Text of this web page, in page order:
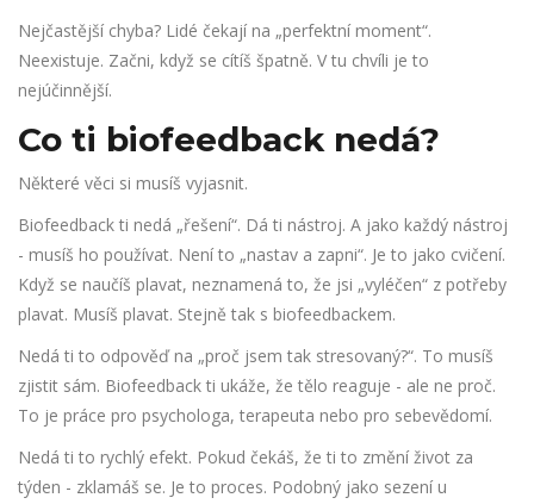
Nejčastější chyba? Lidé čekají na „perfektní moment“.
Neexistuje. Začni, když se cítíš špatně. V tu chvíli je to
nejúčinnější.
Co ti biofeedback nedá?
Některé věci si musíš vyjasnit.
Biofeedback ti nedá „řešení“. Dá ti nástroj. A jako každý nástroj
- musíš ho používat. Není to „nastav a zapni“. Je to jako cvičení.
Když se naučíš plavat, neznamená to, že jsi „vyléčen“ z potřeby
plavat. Musíš plavat. Stejně tak s biofeedbackem.
Nedá ti to odpověď na „proč jsem tak stresovaný?“. To musíš
zjistit sám. Biofeedback ti ukáže, že tělo reaguje - ale ne proč.
To je práce pro psychologa, terapeuta nebo pro sebevědomí.
Nedá ti to rychlý efekt. Pokud čekáš, že ti to změní život za
týden - zklamáš se. Je to proces. Podobný jako sezení u